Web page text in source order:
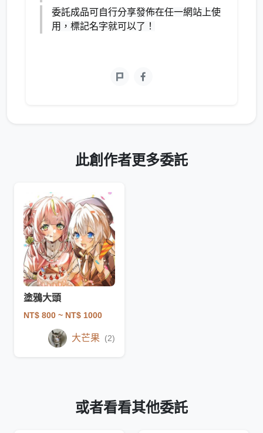
委託成品可自行分享發佈在任一網站上使
用，標記名字就可以了！
此創作者更多委託
塗鴉大頭
NT$ 800 ~ NT$ 1000
大芒果 (2)
或者看看其他委託